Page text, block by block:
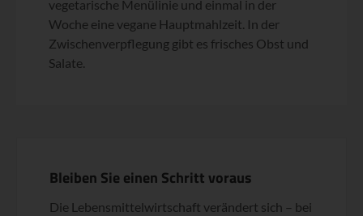
vegetarische Menülinie und einmal in der
Woche eine vegane Hauptmahlzeit. In der
Zwischenverpflegung gibt es frisches Obst und
Salate.
Bleiben Sie einen Schritt voraus
Die Lebensmittelwirtschaft verändert sich – bei